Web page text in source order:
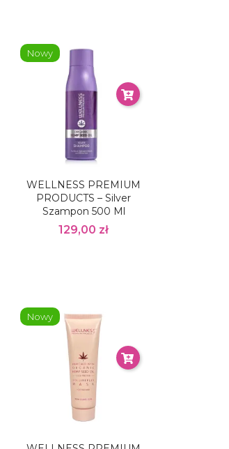
WELLNESS PREMIUM
PRODUCTS – Silver
Szampon 500 Ml
129,00 zł
Nowy
Nowy